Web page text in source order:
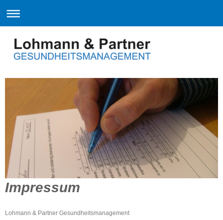
Impressum
Lohmann & Partner Gesundheitsmanagement